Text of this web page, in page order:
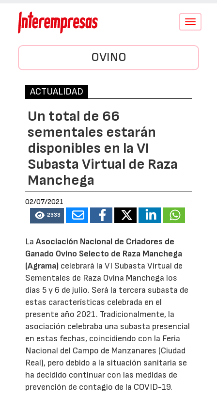
Conmutar
OVINO
ACTUALIDAD
Un total de 66
sementales estarán
disponibles en la VI
Subasta Virtual de Raza
Manchega
02/07/2021
2333
LaAsociación Nacional de Criadores de
Ganado Ovino Selecto de Raza Manchega
(Agrama) celebrará la VI Subasta Virtual de
Sementales de Raza Ovina Manchega los
días 5 y 6 de julio. Será la tercera subasta de
estas características celebrada en el
presente año 2021. Tradicionalmente, la
asociación celebraba una subasta presencial
en estas fechas, coincidiendo con la Feria
Nacional del Campo de Manzanares (Ciudad
Real), pero debido a la situación sanitaria se
ha decidido continuar con las medidas de
prevención de contagio de la COVID-19.